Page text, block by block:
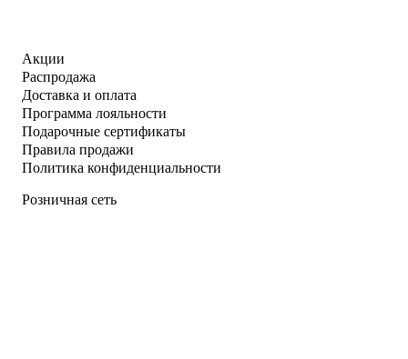
Акции
Распродажа
Доставка и оплата
Программа лояльности
Подарочные сертификаты
Правила продажи
Политика конфиденциальности
Розничная сеть